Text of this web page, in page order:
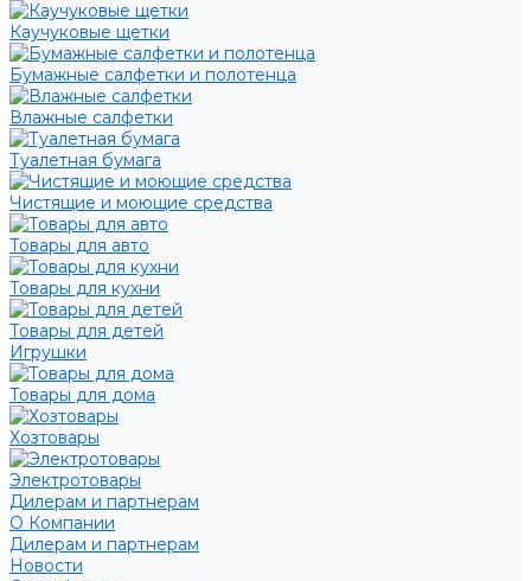
Каучуковые щетки
Бумажные салфетки и полотенца
Влажные салфетки
Туалетная бумага
Чистящие и моющие средства
Товары для авто
Товары для кухни
Товары для детей
Игрушки
Товары для дома
Хозтовары
Электротовары
Дилерам и партнерам
О Компании
Дилерам и партнерам
Новости